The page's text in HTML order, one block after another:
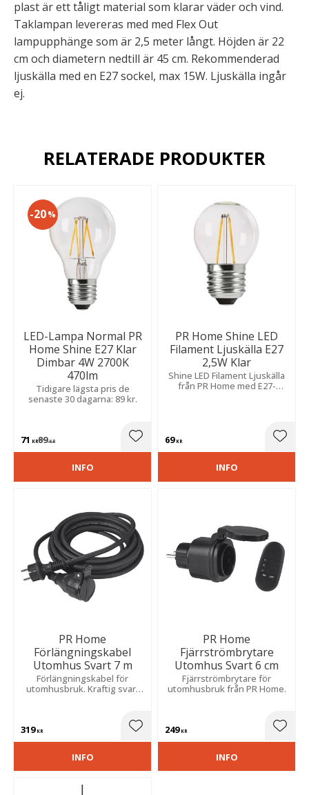
plast är ett tåligt material som klarar väder och vind.
Taklampan levereras med med Flex Out
lampupphänge som är 2,5 meter långt. Höjden är 22
cm och diametern nedtill är 45 cm. Rekommenderad
ljuskälla med en E27 sockel, max 15W. Ljuskälla ingår
ej.
RELATERADE PRODUKTER
LED-Lampa Normal PR
Home Shine E27 Klar
Dimbar 4W 2700K
470lm
Tidigare lägsta pris de
senaste 30 dagarna: 89 kr.
71 KR89KR
20%
Lägg till i favoriter
INFO
PR Home Shine LED
Filament Ljuskälla E27
2,5W Klar
Shine LED Filament Ljuskälla
från PR Home med E27-
69KR
INFO
PR Home
Förlängningskabel
Utomhus Svart 7 m
Förlängningskabel för
utomhusbruk. Kraftig svart
319KR Lägg till i favoriter
INFO
PR Home
Fjärrströmbrytare
Utomhus Svart 6 cm
Fjärrströmbrytare för
utomhusbruk från PR Home.
249KR
INFO